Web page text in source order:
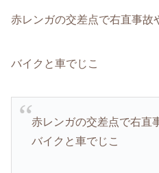
赤レンガの交差点で右直事故
バイクと車でじこ
赤レンガの交差点で右直
バイクと車でじこ